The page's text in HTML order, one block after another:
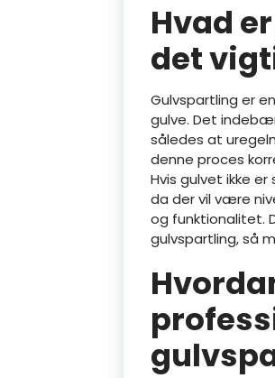
Hvad
det
Gulvspartling er
gulve. Det
således at
denne proces
Hvis gulvet ikke
da der vil være
og funktionalitet.
gulvspartling, så